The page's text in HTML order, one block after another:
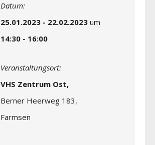
Datum:
25.01.2023 - 22.02.2023 um
14:30 - 16:00
Veranstaltungsort:
VHS Zentrum Ost,
Berner Heerweg 183,
Farmsen